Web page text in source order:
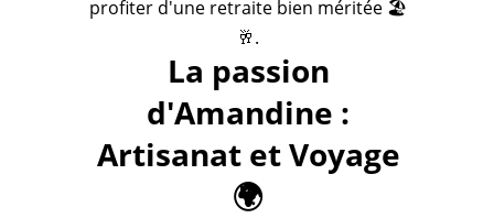
profiter d'une retraite bien méritée 🏖️
🥂.
La passion
d'Amandine :
Artisanat et Voyage
🌍